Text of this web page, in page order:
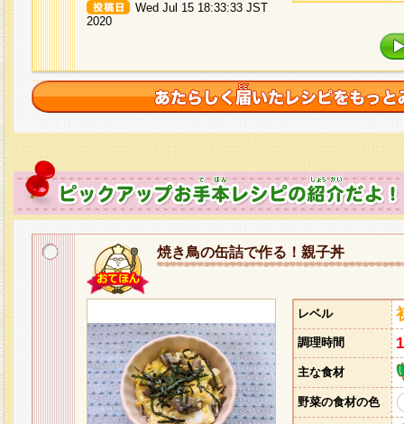
Wed Jul 15 18:33:33 JST
2020
焼き鳥の缶詰で作る！親子丼
レベル
調理時間
主な食材
野菜の食材の色